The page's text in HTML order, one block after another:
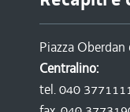
Piazza Oberdan
Centralino:
tel. 040